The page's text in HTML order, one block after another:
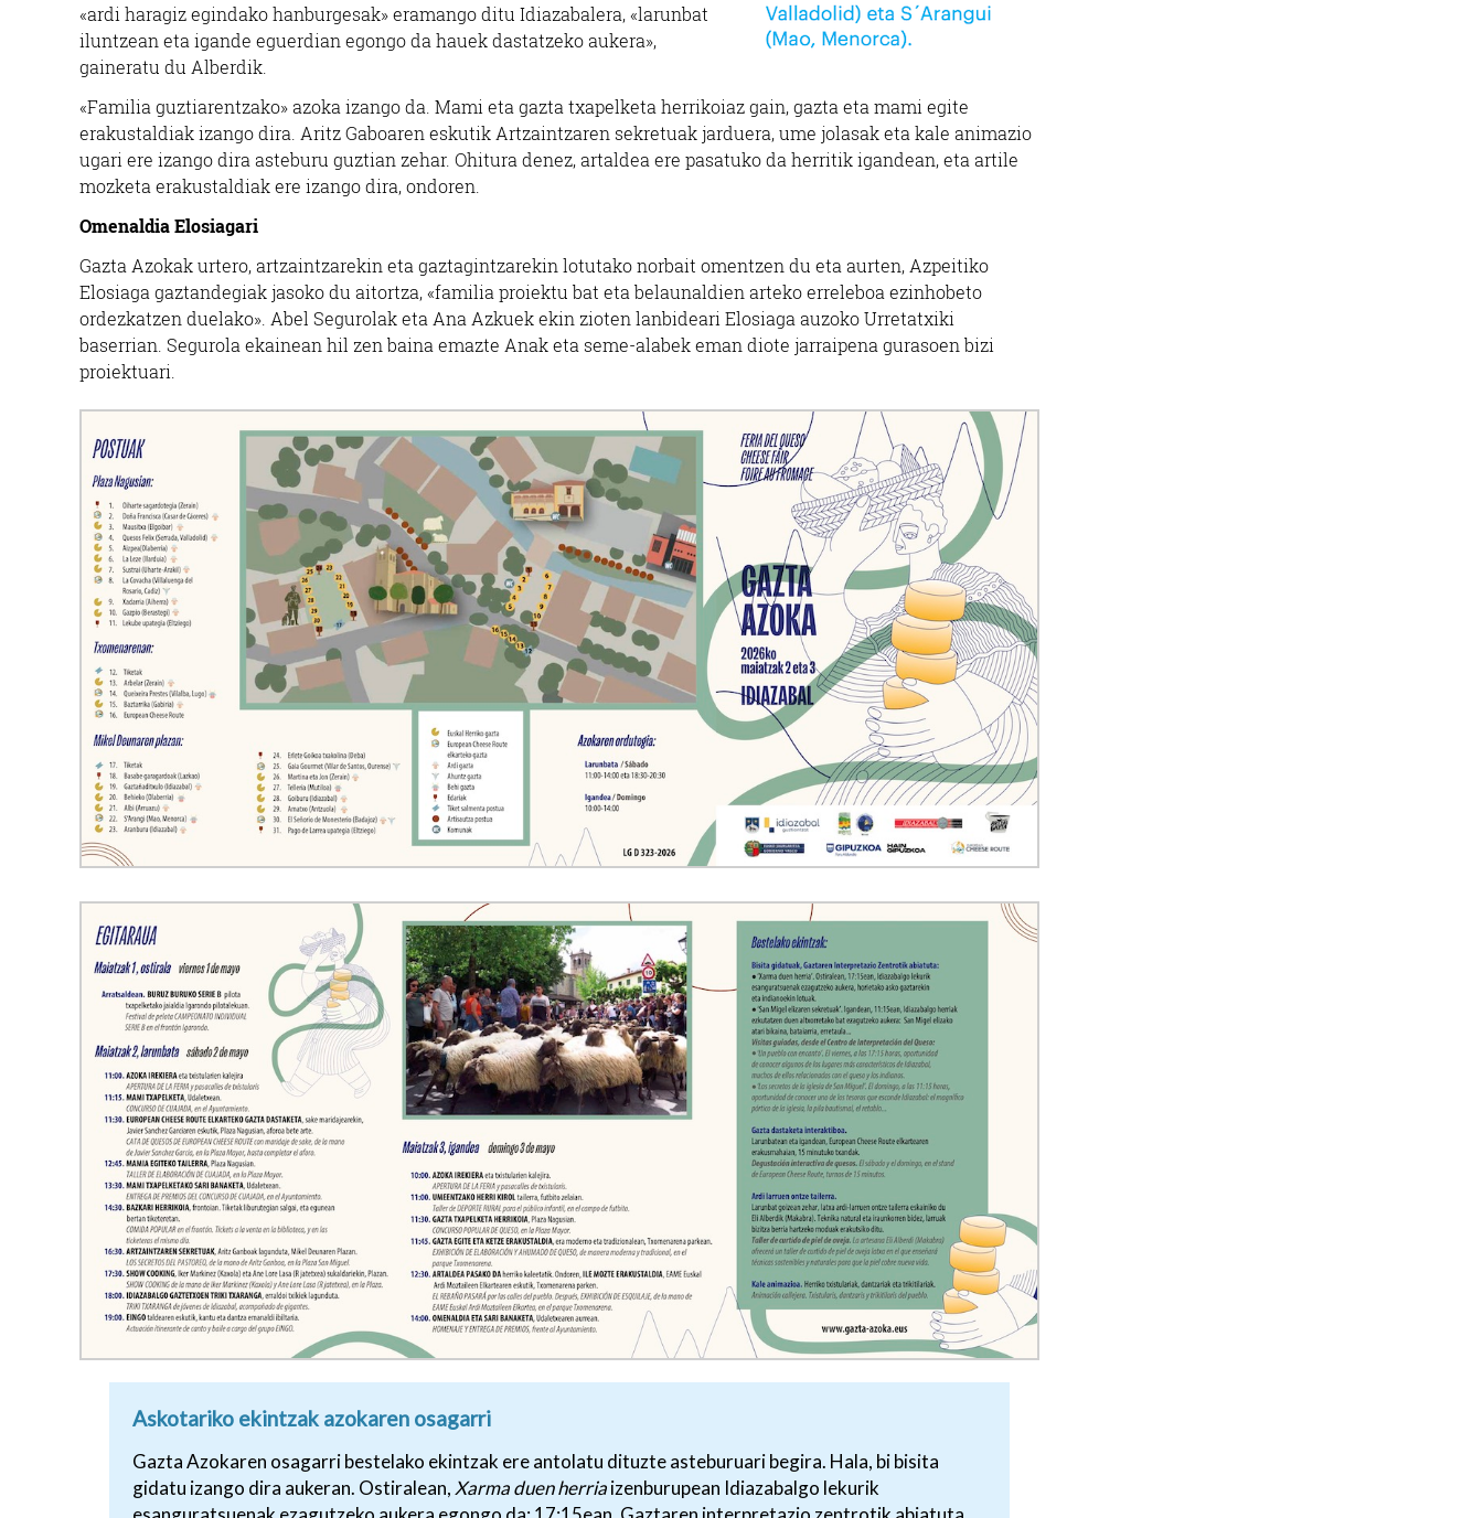
«ardi haragiz egindako hanburgesak» eramango ditu Idiazabalera, «larunbat
iluntzean eta igande eguerdian egongo da hauek dastatzeko aukera»,
gaineratu du Alberdik.
«Familia guztiarentzako» azoka izango da. Mami eta gazta txapelketa herrikoiaz gain, gazta eta mami egite
erakustaldiak izango dira. Aritz Gaboaren eskutik Artzaintzaren sekretuak jarduera, ume jolasak eta kale animazio
ugari ere izango dira asteburu guztian zehar. Ohitura denez, artaldea ere pasatuko da herritik igandean, eta artile
mozketa erakustaldiak ere izango dira, ondoren.
Omenaldia Elosiagari
Gazta Azokak urtero, artzaintzarekin eta gaztagintzarekin lotutako norbait omentzen du eta aurten, Azpeitiko
Elosiaga gaztandegiak jasoko du aitortza, «familia proiektu bat eta belaunaldien arteko erreleboa ezinhobeto
ordezkatzen duelako». Abel Segurolak eta Ana Azkuek ekin zioten lanbideari Elosiaga auzoko Urretatxiki
baserrian. Segurola ekainean hil zen baina emazte Anak eta seme-alabek eman diote jarraipena gurasoen bizi
proiektuari.
Askotariko ekintzak azokaren osagarri
Gazta Azokaren osagarri bestelako ekintzak ere antolatu dituzte asteburuari begira. Hala, bi bisita
gidatu izango dira aukeran. Ostiralean, Xarma duen herriaizenburupean Idiazabalgo lekurik